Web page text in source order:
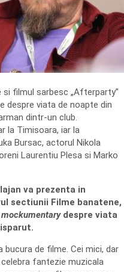
filmul sarbesc „Afterparty”
despre viata de noapte din
dintr-un club.
la Timisoara, iar la
Bursac, actorul Nikola
Laurentiu Plesa si Marko
va prezenta in
sectiunii Filme banatene,
mockumentarydespre viata
bucura de filme. Cei mici, dar
fantezie muzicala